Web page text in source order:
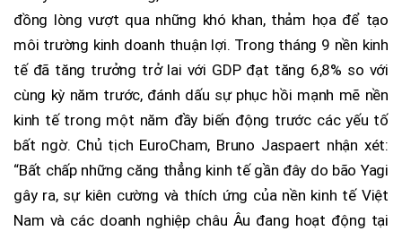
đồng lòng vượt qua những khó khan, thảm họa để tạo
môi trường kinh doanh thuận lợi. Trong tháng 9 nền kinh
tế đã tăng trưởng trở lai với GDP đạt tăng 6,8% so với
cùng kỳ năm trước, đánh dấu sự phục hồi mạnh mẽ nền
kinh tế trong một năm đầy biến động trước các yếu tố
bất ngờ. Chủ tịch EuroCham, Bruno Jaspaert nhận xét:
“Bất chấp những căng thẳng kinh tế gần đây do bão Yagi
gây ra, sự kiên cường và thích ứng của nền kinh tế Việt
Nam và các doanh nghiệp châu Âu đang hoạt động tại